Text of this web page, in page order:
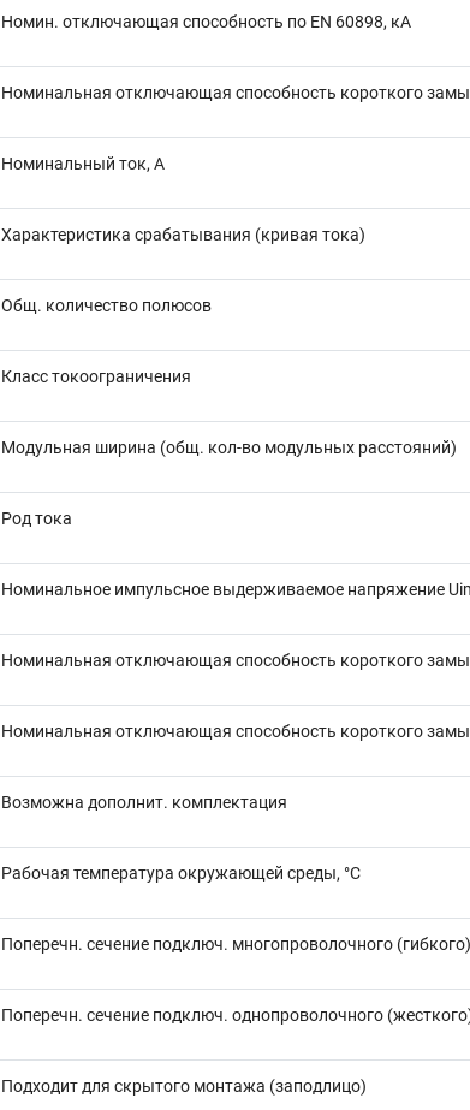
Номин. отключающая способность по EN 60898, кА
Номинальная отключающая способность короткого
Номинальный ток, А
Характеристика срабатывания (кривая тока)
Общ. количество полюсов
Класс токоограничения
Модульная ширина (общ. кол-во модульных расстояний)
Род тока
Номинальное импульсное выдерживаемое напряжение
Номинальная отключающая способность короткого
Номинальная отключающая способность короткого
Возможна дополнит. комплектация
Рабочая температура окружающей среды, °C
Поперечн. сечение подключ. многопроволочного
Поперечн. сечение подключ. однопроволочного
Подходит для скрытого монтажа (заподлицо)